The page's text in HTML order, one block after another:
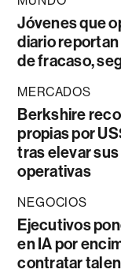
Jóvenes que
diario
de fracaso,
MERCADOS
Berkshire
propias por
tras elevar
operativas
NEGOCIOS
Ejecutivos
en IA por
contratar